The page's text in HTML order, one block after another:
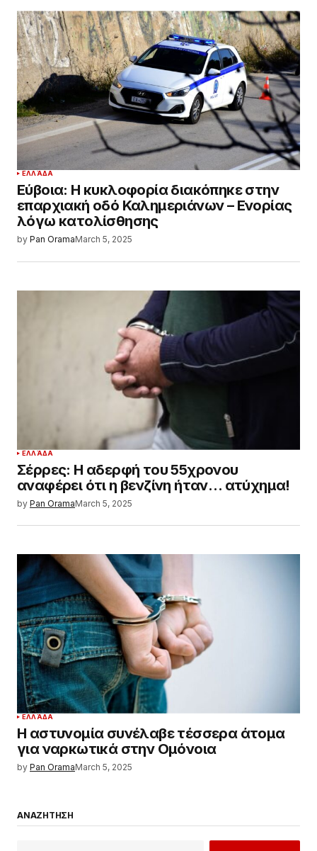
ΕΛΛΆΔΑ
Εύβοια: Η κυκλοφορία διακόπηκε στην
επαρχιακή οδό Καλημεριάνων – Ενορίας
λόγω κατολίσθησης
by Pan OramaMarch 5, 2025
ΕΛΛΆΔΑ
Σέρρες: Η αδερφή του 55χρονου
αναφέρει ότι η βενζίνη ήταν… ατύχημα!
by Pan OramaMarch 5, 2025
ΕΛΛΆΔΑ
Η αστυνομία συνέλαβε τέσσερα άτομα
για ναρκωτικά στην Ομόνοια
by Pan OramaMarch 5, 2025
ΑΝΑΖΗΤΗΣΗ